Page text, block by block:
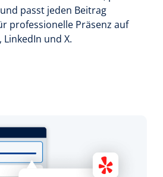
passt jeden Beitrag
professionelle Präsenz auf
und X.